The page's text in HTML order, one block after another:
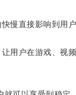
直接影响到用户
户在游戏、视频